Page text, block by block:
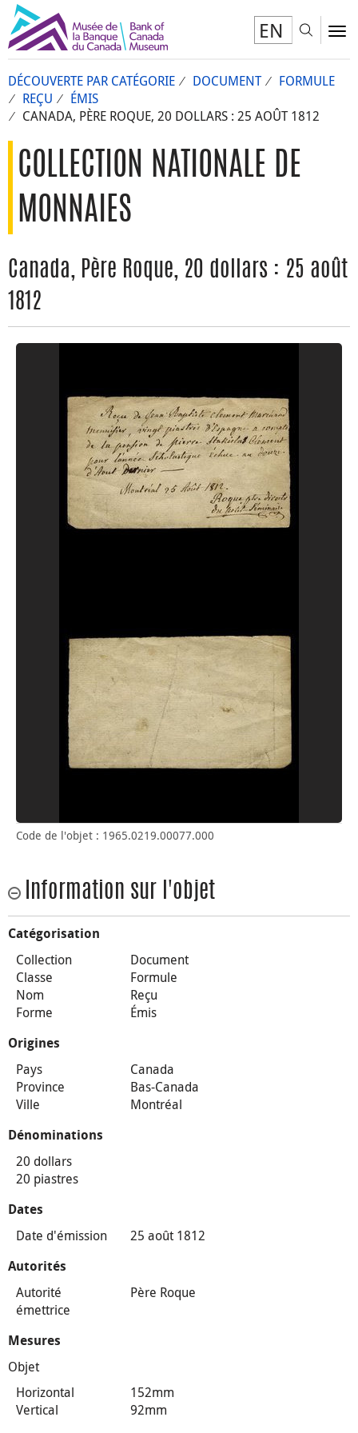
EN
DÉCOUVERTE PAR CATÉGORIE DOCUMENT
FORMULE
REÇU
ÉMIS
CANADA, PÈRE ROQUE, 20 DOLLARS : 25 AOÛT 1812
COLLECTION NATIONALE DE
MONNAIES
Canada, Père Roque, 20 dollars : 25 août
1812
Code de l'objet : 1965.0219.00077.000
Information sur l'objet
Catégorisation
Collection
Document
Classe
Formule
Nom
Reçu
Forme
Émis
Origines
Pays
Canada
Province
Bas-Canada
Ville
Montréal
Dénominations
20 dollars
20 piastres
Dates
Date d'émission 25 août 1812
Autorités
Autorité
émettrice
Père Roque
Mesures
Objet
Horizontal
152mm
Vertical
92mm